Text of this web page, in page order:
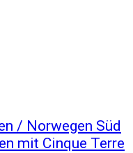
/ Norwegen Süd
mit Cinque Terre